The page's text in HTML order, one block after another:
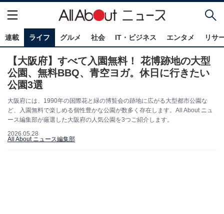
連載 ライフ グルメ 社会 IT・ビジネス エンタメ リサ
【大阪府】すべて入園無料！ 花博跡地の大型
公園、無料BBQ、青空ヨガ。休日に行きたい
公園3選
大阪府には、1990年の国際花と緑の博覧会の跡地に広がる大型都市公園な
ど、入園無料で楽しめる個性豊かな公園が数多く存在します。All About ニュ
ース編集部が厳選した大阪府の人気公園を3つご紹介します。
2026.05.28
All About ニュース編集部